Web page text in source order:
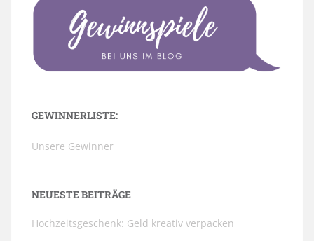
GEWINNERLISTE:
Unsere Gewinner
NEUESTE BEITRÄGE
Hochzeitsgeschenk: Geld kreativ verpacken